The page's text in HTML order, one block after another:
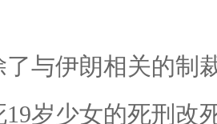
了与伊朗相关的制
岁少女的死刑改